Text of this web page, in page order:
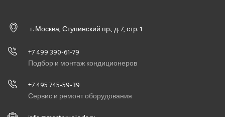
г. Москва, Ступинский пр., д. 7, стр. 1
+7 499 390-61-79
Подбор и монтаж кондиционеров
+7 495 745-59-39
Сервис и ремонт оборудования